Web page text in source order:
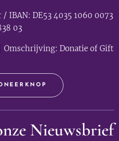
IBAN: DE53 4035 1060 0073
03
Omschrijving: Donatie of Gift
Nieuwsbrief